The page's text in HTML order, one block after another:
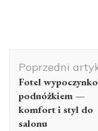
wpisu
Poprzedni
Fotel
podnóżkiem —
komfort i styl do
salonu